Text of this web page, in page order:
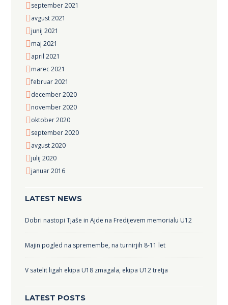
september 2021
avgust 2021
junij 2021
maj 2021
april 2021
marec 2021
februar 2021
december 2020
november 2020
oktober 2020
september 2020
avgust 2020
julij 2020
januar 2016
LATEST NEWS
Dobri nastopi Tjaše in Ajde na Fredijevem memorialu U12
Majin pogled na spremembe, na turnirjih 8-11 let
V satelit ligah ekipa U18 zmagala, ekipa U12 tretja
LATEST POSTS